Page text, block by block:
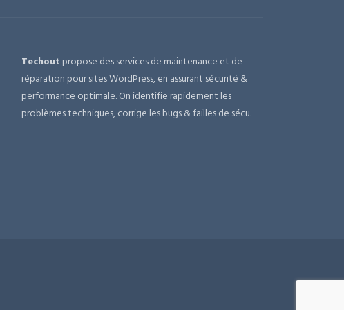
Techout propose des services de maintenance et de
réparation pour sites WordPress, en assurant sécurité &
performance optimale. On identifie rapidement les
problèmes techniques, corrige les bugs & failles de sécu.